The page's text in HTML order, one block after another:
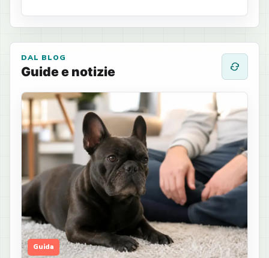
DAL BLOG
Guide e notizie
Guida